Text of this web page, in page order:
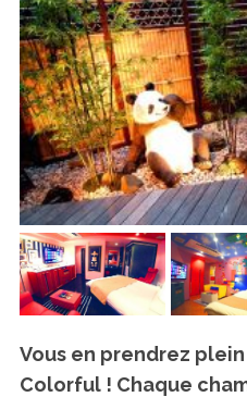
Vous en prendrez
Colorful ! Chaque